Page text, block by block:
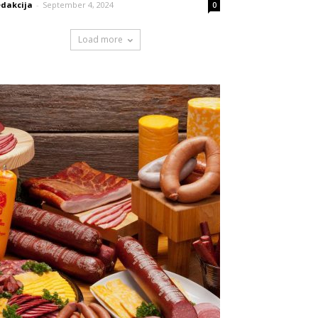
- September 4, 2024 0
Load more